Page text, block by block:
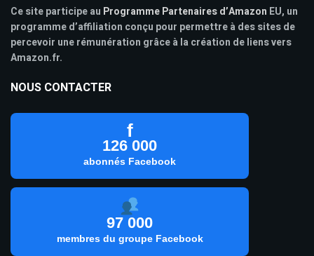
Ce site participe au Programme Partenaires d’Amazon EU, un
programme d’affiliation conçu pour permettre à des sites de
percevoir une rémunération grâce à la création de liens vers
Amazon.fr.
NOUS CONTACTER
f
126 000
abonnés Facebook
97 000
membres du groupe Facebook